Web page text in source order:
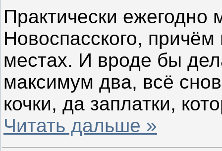
Практически ежегодно
Новоспасского,
местах. И вроде бы
максимум два, всё
кочки, да заплатки,
Читать дальше »